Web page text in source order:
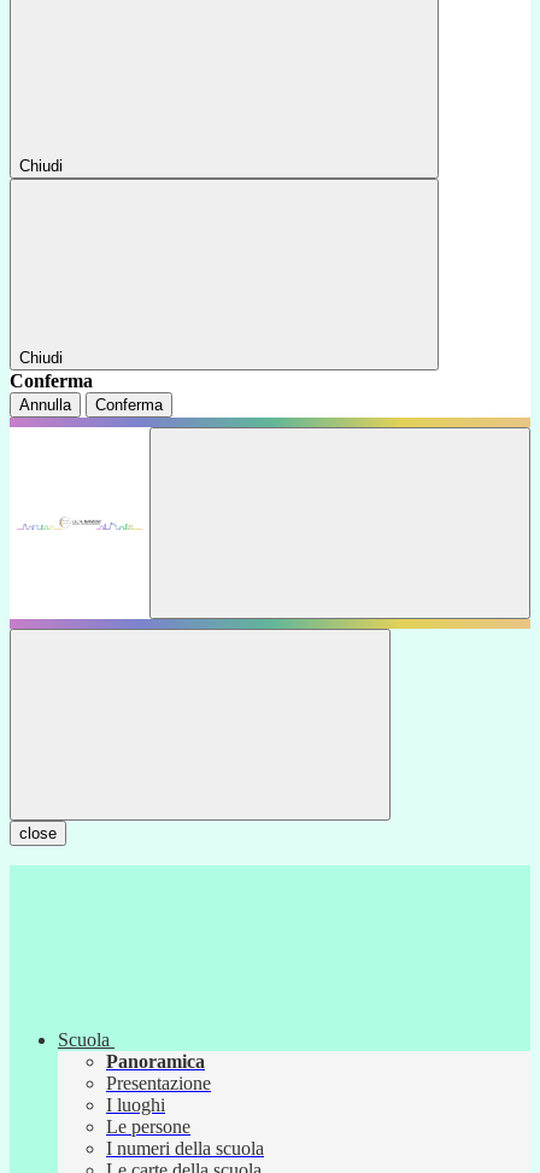
Chiudi
Chiudi
Conferma
Annulla Conferma
close
Scuola
Panoramica
Presentazione
I luoghi
Le persone
I numeri della scuola